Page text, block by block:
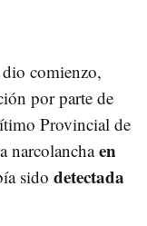
comienzo,
por parte de
Provincial de
narcolanchaen
sido detectada